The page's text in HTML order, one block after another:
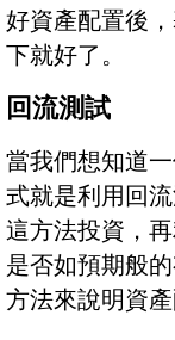
好資產配置後
下就好了。
回流測試
當我們想知道
式就是利用回
這方法投資，
是否如預期般
方法來說明資